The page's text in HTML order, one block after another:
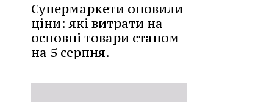
Супермаркети оновили
ціни: які витрати на
основні товари станом
на 5 серпня.